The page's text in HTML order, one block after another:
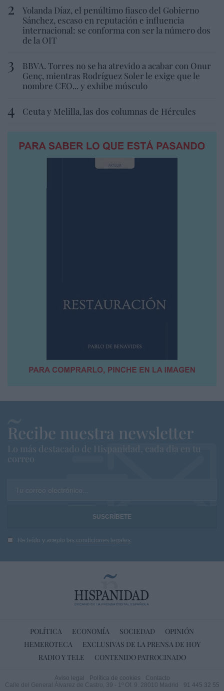
Yolanda Díaz, el penúltimo fiasco del Gobierno
Sánchez, escaso en reputación e influencia
internacional: se conforma con ser la número dos
de la OIT
BBVA. Torres no se ha atrevido a acabar con Onur
Genç, mientras Rodríguez Soler le exige que le
nombre CEO... y exhibe músculo
Ceuta y Melilla, las dos columnas de Hércules
Recibe nuestra newsletter
Lo más destacado de Hispanidad, cada dia en tu
correo
Tu correo electrónico...
He leído y acepto las condiciones legales
POLÍTICA ECONOMÍA SOCIEDAD
OPINIÓN
HEMEROTECA
EXCLUSIVAS DE LA PRENSA DE HOY
RADIO Y TELE
CONTENIDO PATROCINADO
Aviso legal Política de cookies
Contacto
Calle del General Álvarez de Castro, 39 - 1º Of. 9. 28010 Madrid
91 445 32 55